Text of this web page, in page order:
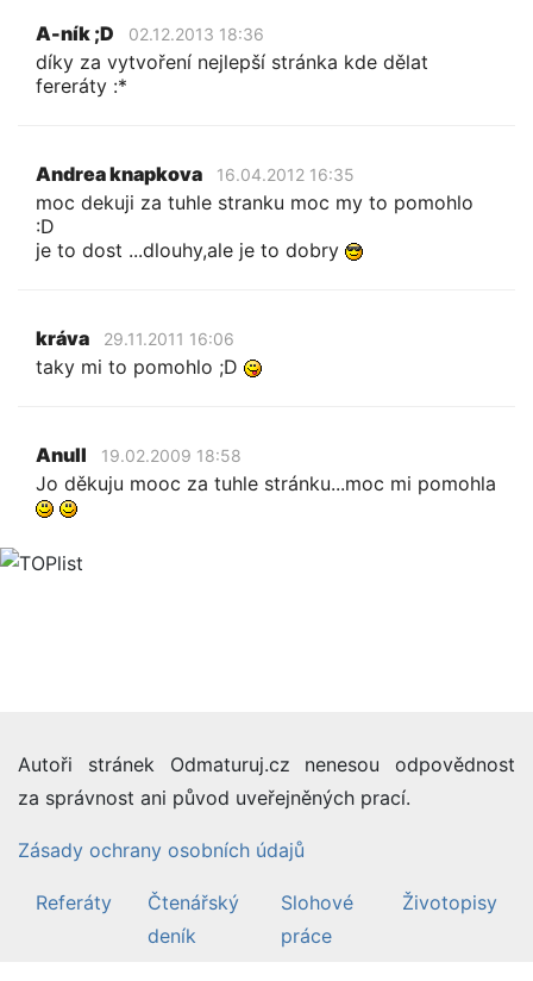
A-ník ;D 02.12.2013 18:36
díky za vytvoření nejlepší stránka kde dělat
fereráty :*
Andrea knapkova 16.04.2012 16:35
moc dekuji za tuhle stranku moc my to pomohlo
:D
je to dost ...dlouhy,ale je to dobry
kráva 29.11.2011 16:06
taky mi to pomohlo ;D
Anull 19.02.2009 18:58
Jo děkuju mooc za tuhle stránku...moc mi pomohla
Autoři stránek Odmaturuj.cz nenesou odpovědnost
za správnost ani původ uveřejněných prací.
Zásady ochrany osobních údajů
Referáty
Čtenářský
deník
Slohové
práce
Životopisy